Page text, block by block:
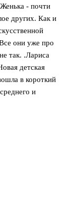
- почти
других. Как и
они уже про
так. .Лариса
детская
в короткий
и